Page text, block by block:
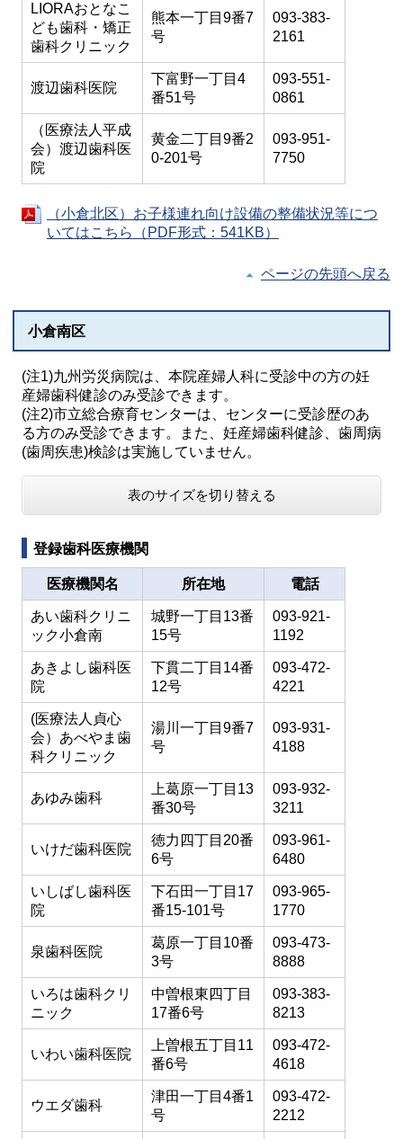
LIORAおとなこ
ども歯科・矯正
歯科クリニック
熊本一丁目9番7
号
093-383-
2161
渡辺歯科医院
下富野一丁目4
番51号
093-551-
0861
（医療法人平成
会）渡辺歯科医
院
黄金二丁目9番2
0-201号
093-951-
7750
（小倉北区）お子様連れ向け設備の整備状況等につ
いてはこちら（PDF形式：541KB）
ページの先頭へ戻る
小倉南区
(注1)九州労災病院は、本院産婦人科に受診中の方の妊
産婦歯科健診のみ受診できます。
(注2)市立総合療育センターは、センターに受診歴のあ
る方のみ受診できます。また、妊産婦歯科健診、歯周病
(歯周疾患)検診は実施していません。
表のサイズを切り替える
登録歯科医療機関
医療機関名 所在地 電話
あい歯科クリニ
ック小倉南
城野一丁目13番
15号
093-921-
1192
あきよし歯科医
院
下貫二丁目14番
12号
093-472-
4221
(医療法人貞心
会）あべやま歯
科クリニック
湯川一丁目9番7
号
093-931-
4188
あゆみ歯科
上葛原一丁目13
番30号
093-932-
3211
いけだ歯科医院
徳力四丁目20番
6号
093-961-
6480
いしばし歯科医
院
下石田一丁目17
番15-101号
093-965-
1770
泉歯科医院
葛原一丁目10番
3号
093-473-
8888
いろは歯科クリ
ニック
中曽根東四丁目
17番6号
093-383-
8213
いわい歯科医院
上曽根五丁目11
番6号
093-472-
4618
ウエダ歯科
津田一丁目4番1
号
093-472-
2212